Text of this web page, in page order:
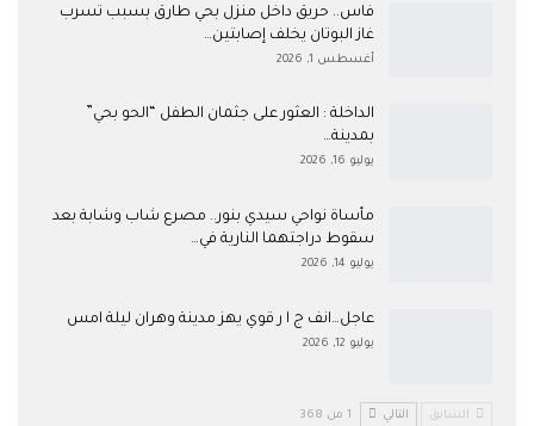
فاس.. حريق داخل منزل بحي طارق بسبب تسرب
غاز البوتان يخلف إصابتين…
أغسطس 1, 2026
​الداخلة : العثور على جثمان الطفل “الحو بحي”
بمدينة…
يوليو 16, 2026
مأساة نواحي سيدي بنور.. مصرع شاب وشابة بعد
سقوط دراجتهما النارية في…
يوليو 14, 2026
عاجل…انف ج ا ر قوي يهز مدينة وهران ليلة امس
يوليو 12, 2026
السابق التالي 1 من 368